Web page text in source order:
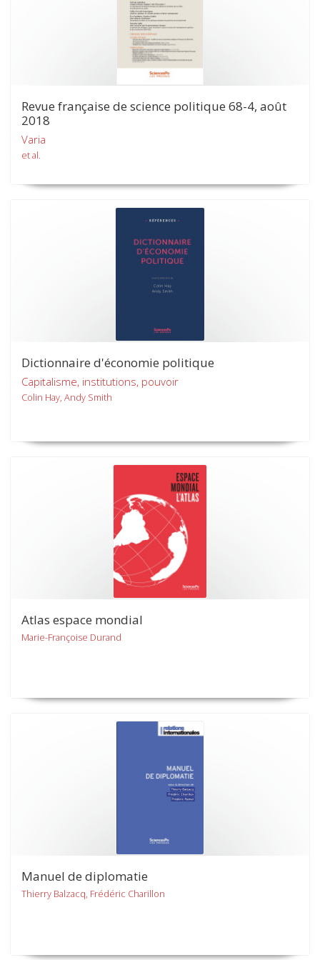
Revue française de science politique 68-4, août
2018
Varia
et al.
Dictionnaire d'économie politique
Capitalisme, institutions, pouvoir
Colin Hay, Andy Smith
Atlas espace mondial
Marie-Françoise Durand
Manuel de diplomatie
Thierry Balzacq, Frédéric Charillon